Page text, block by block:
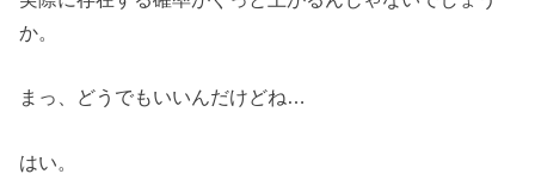
か。
まっ、どうでもいいんだけどね…
はい。